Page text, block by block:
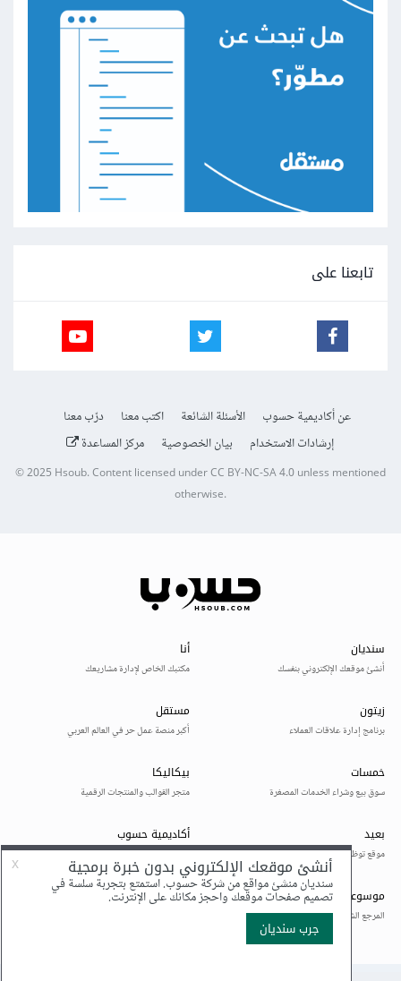
تابعنا على
عن أكاديمية حسوب الأسئلة الشائعة اكتب معنا
درّب معنا
إرشادات الاستخدام
بيان الخصوصية مركز المساعدة
© 2025Hsoub.Content licensed underCC BY-NC-SA 4.0unless mentioned
otherwise.